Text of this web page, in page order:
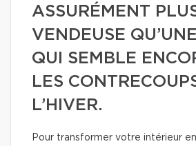
ASSURÉMENT
VENDEUSE
QUI SEMBLE
LES
L’HIVER.
Pour transformer votre intérieur